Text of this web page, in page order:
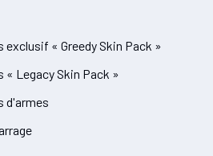
exclusif « Greedy Skin Pack »
« Legacy Skin Pack »
d'armes